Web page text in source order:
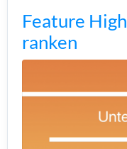
Feature
ranken